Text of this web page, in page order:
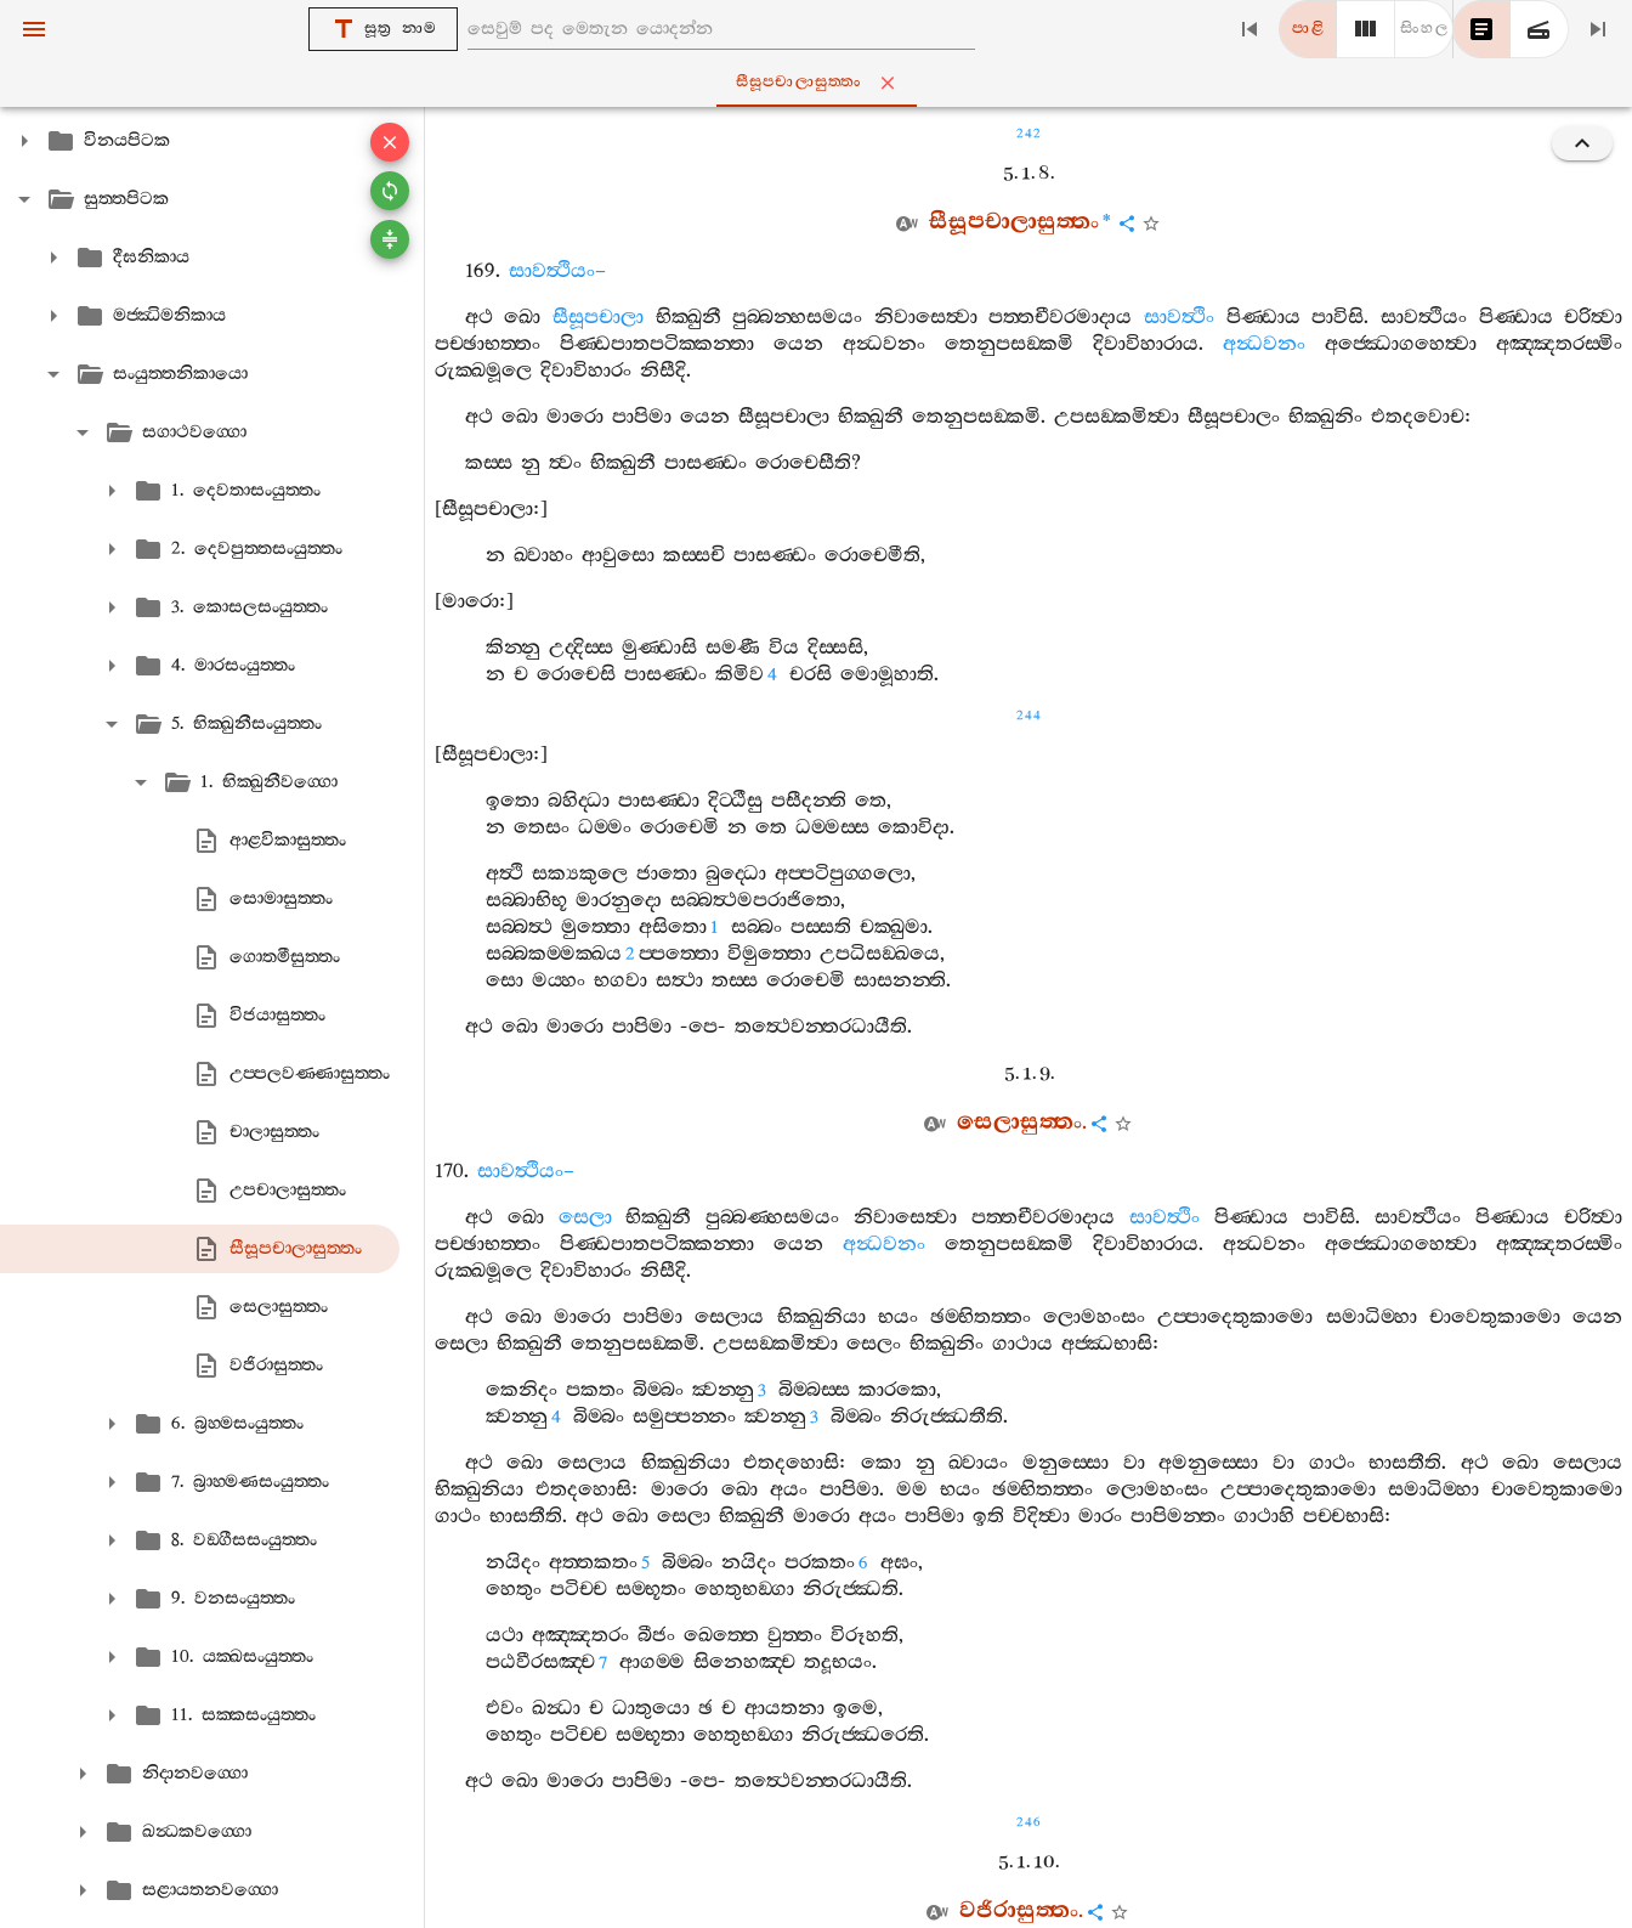
සූත්‍ර නාම පාළි සිංහල
සීසූපචාලාසුත‍්තං
විනයපිටක
සුත‍්තපිටක
දීඝනිකාය
මජ‍්ඣිමනිකාය
සංයුත‍්තනිකායො
සගාථවග‍්ගො
1. දෙවතාසංයුත‍්තං
2. දෙවපුත‍්තසංයුත‍්තං
3. කොසලසංයුත‍්තං
4. මාරසංයුත‍්තං
5. භික‍්ඛුනීසංයුත‍්තං
1. භික‍්ඛුනීවග‍්ගො
ආළවිකාසුත‍්තං
සොමාසුත‍්තං
ගොතමීසුත‍්තං
විජයාසුත‍්තං
උප‍්පලවණ‍්ණාසුත‍්තං
චාලාසුත‍්තං
උපචාලාසුත‍්තං
සීසූපචාලාසුත‍්තං
සෙලාසුත‍්තං
වජිරාසුත‍්තං
6. බ්‍රහ‍්මසංයුත‍්තං
7. බ්‍රාහ‍්මණසංයුත‍්තං
8. වඞ‍්ගීසසංයුත‍්තං
9. වනසංයුත‍්තං
10. යක‍්ඛසංයුත‍්තං
11. සක‍්කසංයුත‍්තං
නිදානවග‍්ගො
ඛන්‍ධකවග‍්ගො
සළායතනවග‍්ගො
242
5. 1. 8.
සීසූපචාලාසුත‍්තං*
169. සාවත්‍ථියං–
අථ ඛො සීසූපචාලා භික‍්ඛුනී පුබ‍්බන‍්හසමයං නිවාසෙත්‍වා පත‍්තචීවරමාදාය සාවත්‍ථිං පිණ‍්ඩාය පාවිසි. සාවත්‍ථියං පිණ‍්ඩාය චරිත්‍වා
පච‍්ඡාභත‍්තං
පිණ‍්ඩපාතපටික‍්කන‍්තා යෙන අන්‍ධවනං තෙනුපසඞ‍්කමි දිවාවිහාරාය. අන්‍ධවනං අජ‍්ඣොගහෙත්‍වා
අඤ‍්ඤතරස‍්මිං
රුක‍්ඛමූලෙ දිවාවිහාරං නිසීදි.
අථ ඛො මාරො පාපිමා යෙන සීසූපචාලා භික‍්ඛුනී තෙනුපසඞ‍්කමි. උපසඞ‍්කමිත්‍වා සීසූපචාලං භික‍්ඛුනිං එතදවොච:
කස‍්ස නු ත්‍වං භික‍්ඛුනී පාසණ‍්ඩං රොචෙසීති?
[සීසූපචාලා:]
න ඛ‍්වාහං ආවුසො කස‍්සචි පාසණ‍්ඩං රොචෙමීති,
[මාරො:]
කින‍්නු උද‍්දිස‍්ස මුණ‍්ඩාසි සමණී විය දිස‍්සසි,
න ච රොචෙසි පාසණ‍්ඩං කිමිව 4 චරසි මොමූහාති.
244
[සීසූපචාලා:]
ඉතො බහිද‍්ධා පාසණ‍්ඩා දිට‍්ඨීසු පසීදන‍්ති තෙ,
න තෙසං ධම‍්මං රොචෙමි න තෙ ධම‍්මස‍්ස කොවිදා.
අත්‍ථි සක්‍යකුලෙ ජාතො බුද‍්ධො අප‍්පටිපුග‍්ගලො,
සබ‍්බාභිභූ මාරනුදො සබ‍්බත්‍ථමපරාජිතො,
සබ‍්බත්‍ථ මුත‍්තො අසිතො 1 සබ‍්බං පස‍්සති චක‍්ඛුමා.
සබ‍්බකම‍්මක‍්ඛය 2 ප‍්පත‍්තො විමුත‍්තො උපධිසඞ‍්ඛයෙ,
සො මය‍්හං භගවා සත්‍ථා තස‍්ස රොචෙමි සාසනන‍්ති.
අථ ඛො මාරො පාපිමා-පෙ- තත්‍ථෙවන‍්තරධායීති.
5. 1. 9.
සෙලාසුත‍්තං.
170. සාවත්‍ථියං–
අථ
ඛො සෙලා භික‍්ඛුනී පුබ‍්බණ‍්හසමයං නිවාසෙත්‍වා පත‍්තචීවරමාදාය සාවත්‍ථිං පිණ‍්ඩාය පාවිසි.සාවත්‍ථියං පිණ‍්ඩාය
චරිත්‍වා
පච‍්ඡාභත‍්තං
පිණ‍්ඩපාතපටික‍්කන‍්තා යෙන අන්‍ධවනං තෙනුපසඞ‍්කමි දිවාවිහාරාය. අන්‍ධවනං අජ‍්ඣොගහෙත්‍වා
අඤ‍්ඤතරස‍්මිං
රුක‍්ඛමූලෙ දිවාවිහාරං නිසීදි.
අථ ඛො මාරො පාපිමා සෙලාය භික‍්ඛුනියා භයං ඡම‍්භිතත‍්තං ලොමහංසං උප‍්පාදෙතුකාමො සමාධිම‍්හා චාවෙතුකාමො යෙන
සෙලා භික‍්ඛුනී තෙනුපසඞ‍්කමි. උපසඞ‍්කමිත්‍වා සෙලං භික‍්ඛුනිං ගාථාය අජ‍්ඣභාසි:
කෙනිදං පකතං බිම‍්බං ක්‍වන‍්නු 3 බිම‍්බස‍්ස කාරකො,
ක්‍වන‍්නු 4 බිම‍්බං සමුප‍්පන‍්නං ක්‍වන‍්නු 3 බිම‍්බං නිරුජ‍්ඣතීති.
අථ
ඛො සෙලාය භික‍්ඛුනියා එතදහොසි: කො නු ඛ‍්වායං මනුස‍්සො වා අමනුස‍්සො වා ගාථං භාසතීති. අථ ඛො
සෙලාය
භික‍්ඛුනියා එතදහොසි:මාරො ඛො අයං පාපිමා.මම භයං ඡම‍්භිතත‍්තං ලොමහංසං උප‍්පාදෙතුකාමො සමාධිම‍්හා චාවෙතුකාමො
ගාථං භාසතීති. අථ ඛො සෙලා භික‍්ඛුනී මාරො අයං පාපිමා ඉති විදිත්‍වා මාරං පාපිමන‍්තං ගාථාහි පච‍්චභාසි:
නයිදං අත‍්තකතං5 බිම‍්බං නයිදං පරකතං6 අඝං,
හෙතුං පටිච‍්ච සම‍්භූතං හෙතුභඞ‍්ගා නිරුජ‍්ඣති.
යථා අඤ‍්ඤතරං බීජං ඛෙත‍්තෙ වුත‍්තං විරූහති,
පඨවීරසඤ‍්ච7 ආගම‍්ම සිනෙහඤ‍්ච තදූභයං.
එවං ඛන්‍ධා ච ධාතුයො ඡ ච ආයතනා ඉමෙ,
හෙතුං පටිච‍්ච සම‍්භූතා හෙතුභඞ‍්ගා නිරුජ‍්ඣරෙති.
අථ ඛො මාරො පාපිමා-පෙ- තත්‍ථෙවන‍්තරධායීති.
246
5. 1. 10.
වජිරාසුත‍්තං.